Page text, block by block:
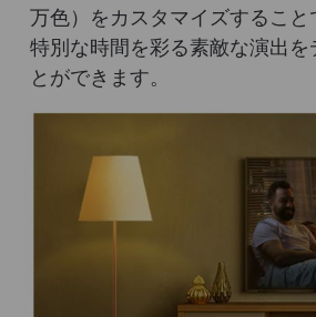
万色）をカスタマイズすること
特別な時間を彩る素敵な演出を
とができます。